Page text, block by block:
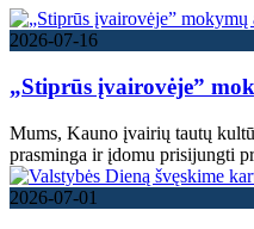
2026-07-16
„Stiprūs įvairovėje”
Mums, Kauno įvairių tautų
prasminga ir įdomu prisijungti
2026-07-01